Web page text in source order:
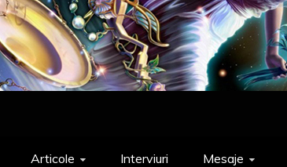
Articole Interviuri Mesaje